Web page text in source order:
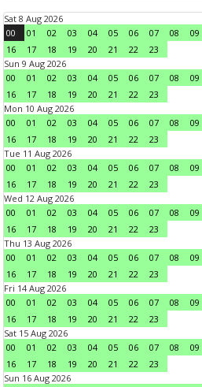
Sat 8 Aug 2026
00
01 02 03 04 05 06 07 08 09
16
17 18 19 20 21 22
23
Sun 9 Aug 2026
00
01 02 03 04 05 06 07 08 09
16
17 18 19 20 21 22
23
Mon 10 Aug 2026
00
01 02 03 04 05 06 07 08 09
16
17 18 19 20 21 22
23
Tue 11 Aug 2026
00
01 02 03 04 05 06 07 08 09
16
17 18 19 20 21 22
23
Wed 12 Aug 2026
00
01 02 03 04 05 06 07 08 09
16
17 18 19 20 21 22
23
Thu 13 Aug 2026
00
01 02 03 04 05 06 07 08 09
16
17 18 19 20 21 22
23
Fri 14 Aug 2026
00
01 02 03 04 05 06 07 08 09
16
17 18 19 20 21 22
23
Sat 15 Aug 2026
00
01 02 03 04 05 06 07 08 09
16
17 18 19 20 21 22
23
Sun 16 Aug 2026